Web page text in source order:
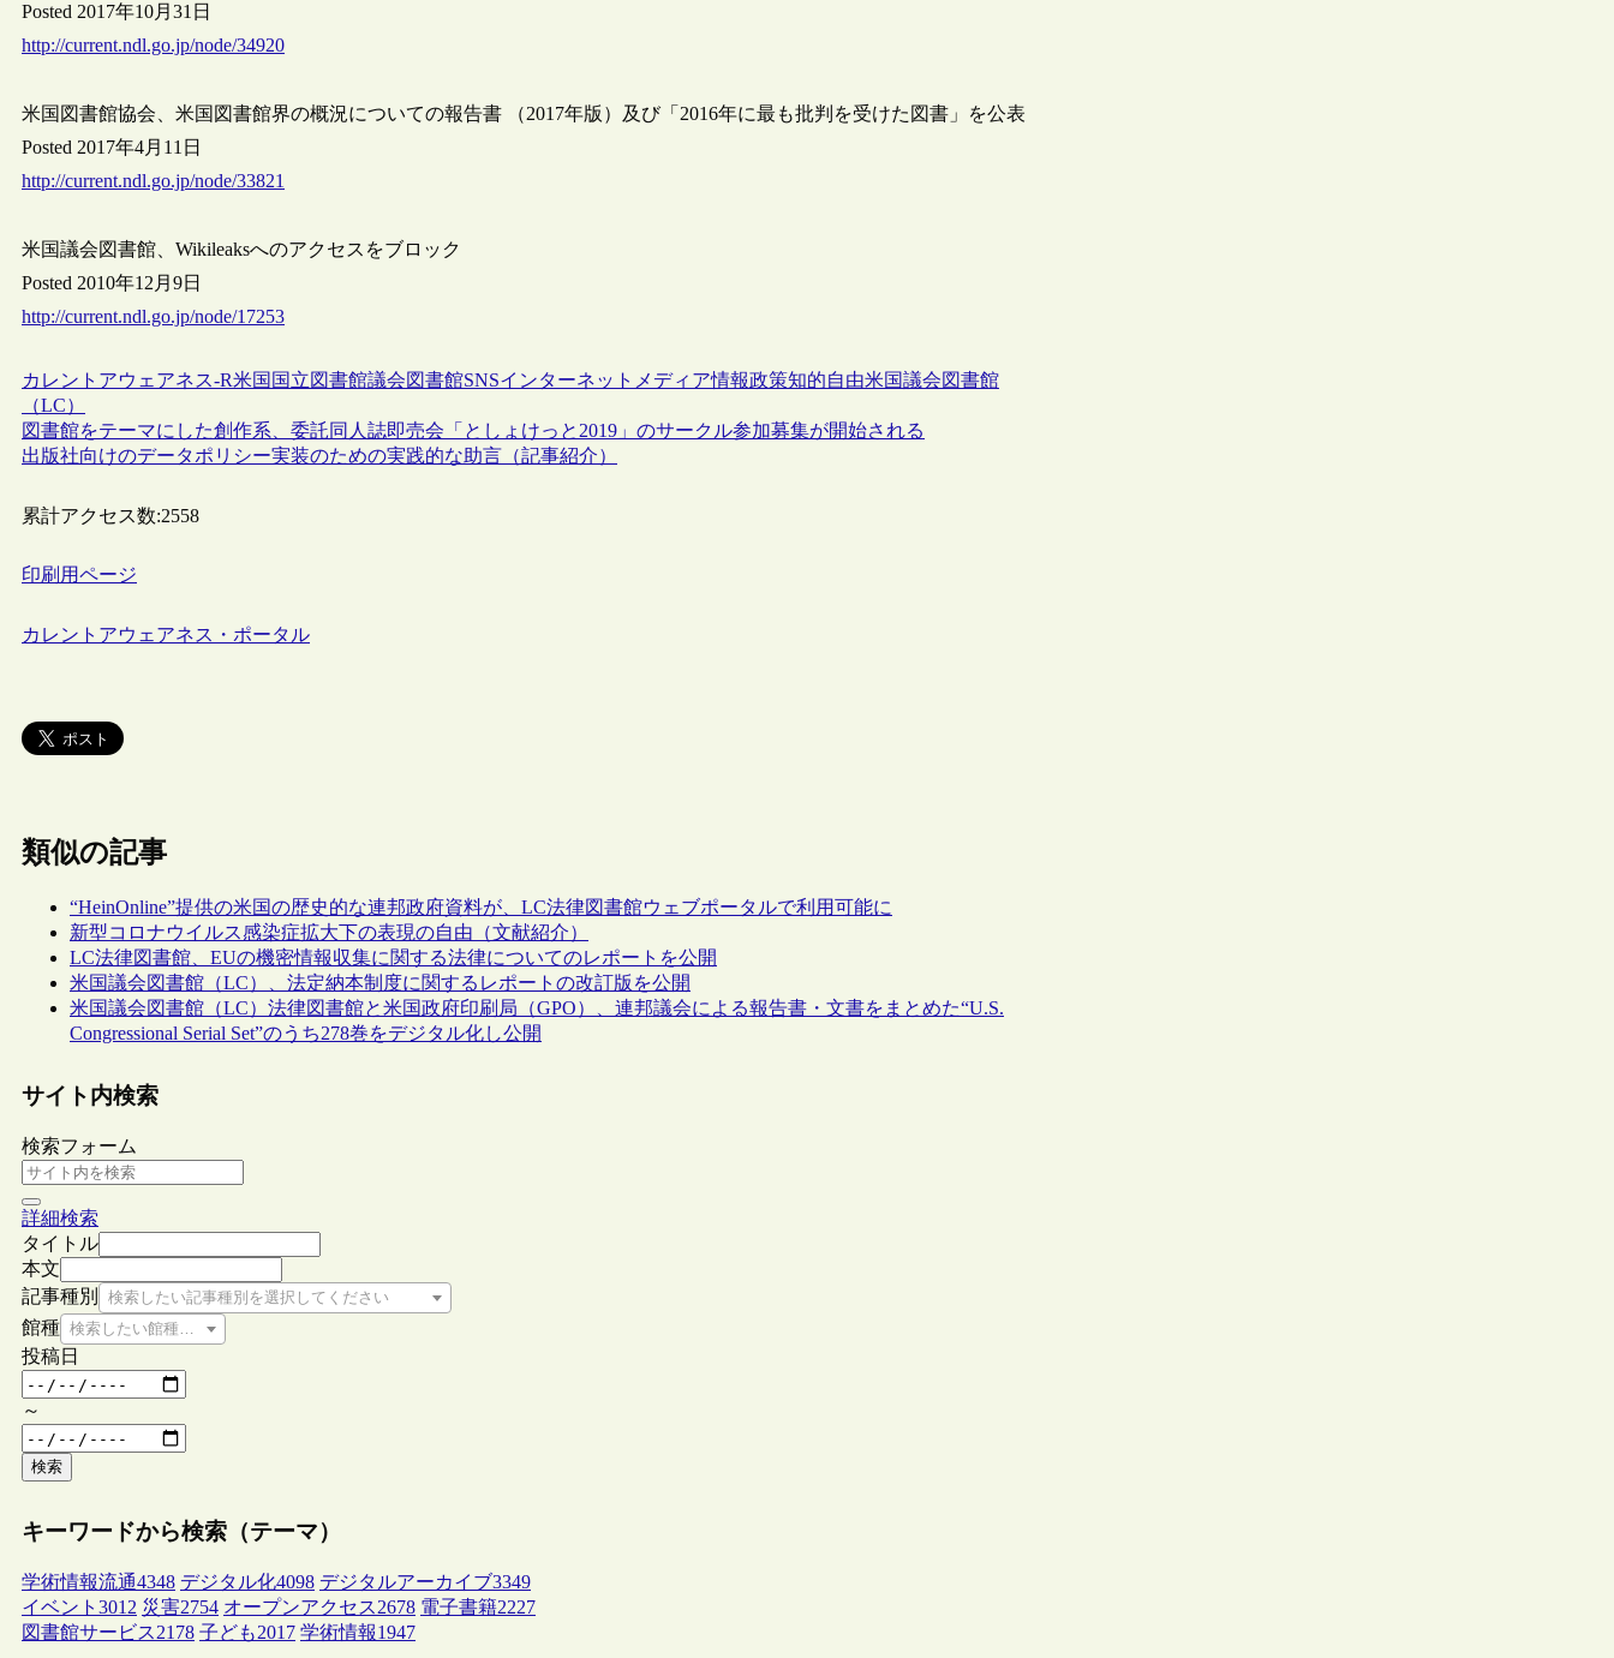
Posted 2017年10月31日
http://current.ndl.go.jp/node/34920
米国図書館協会、米国図書館界の概況についての報告書 （2017年版）及び「2016年に最も批判を受けた図書」を公表
Posted 2017年4月11日
http://current.ndl.go.jp/node/33821
米国議会図書館、Wikileaksへのアクセスをブロック
Posted 2010年12月9日
http://current.ndl.go.jp/node/17253
カレントアウェアネス-R米国 国立図書館議会図書館SNSインターネット メディア情報政策知的自由米国議会図書館
（LC）
図書館をテーマにした創作系、委託同人誌即売会「としょけっと2019」のサークル参加募集が開始される
出版社向けのデータポリシー実装のための実践的な助言（記事紹介）
累計アクセス数:2558
印刷用ページ
カレントアウェアネス・ポータル
類似の記事
“HeinOnline”提供の米国の歴史的な連邦政府資料が、LC法律図書館ウェブポータルで利用可能に
新型コロナウイルス感染症拡大下の表現の自由（文献紹介）
LC法律図書館、EUの機密情報収集に関する法律についてのレポートを公開
米国議会図書館（LC）、法定納本制度に関するレポートの改訂版を公開
米国議会図書館（LC）法律図書館と米国政府印刷局（GPO）、連邦議会による報告書・文書をまとめた“U.S.
Congressional Serial Set”のうち278巻をデジタル化し公開
サイト内検索
検索フォーム
詳細検索
タイトル
本文
記事種別
検索したい記事種別を選択してください
館種 検索したい館種を選択してください
投稿日
～
検索
キーワードから検索（テーマ）
学術情報流通4348 デジタル化4098 デジタルアーカイブ3349
イベント 3012 災害2754 オープンアクセス2678 電子書籍2227
図書館サービス2178 子ども2017 学術情報1947